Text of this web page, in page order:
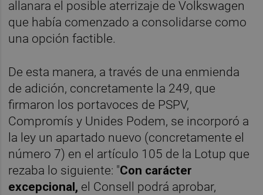
allanara el posible aterrizaje de Volkswagen
que había comenzado a consolidarse como
una opción factible.
De esta manera, a través de una enmienda
de adición, concretamente la 249, que
firmaron los portavoces de PSPV,
Compromís y Unides Podem, se incorporó a
la ley un apartado nuevo (concretamente el
número 7) en el artículo 105 de la Lotup que
rezaba lo siguiente: "Con carácter
excepcional, el Consell podrá aprobar,